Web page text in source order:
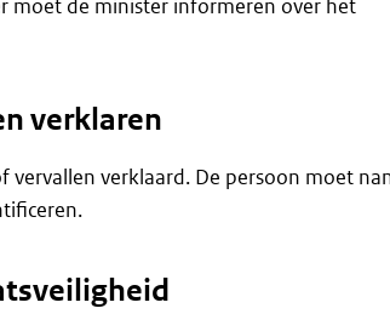
moet de minister informeren over het
verklaren
verklaard. De persoon moet